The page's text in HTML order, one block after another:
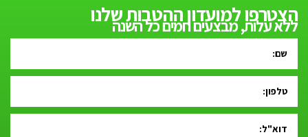
הצטרפו למועדון ההטבות שלנו
ללא עלות, מבצעים חמים כל השנה